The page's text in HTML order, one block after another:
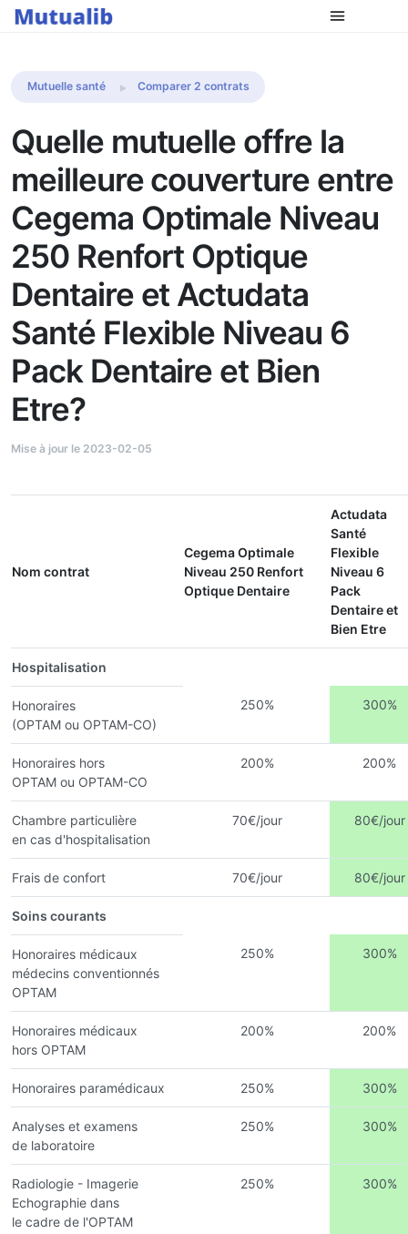
Comparer les mutuelles
Mutuelle santé Comparer 2 contrats
Quelle mutuelle offre la
meilleure couverture entre
Cegema Optimale Niveau
250 Renfort Optique
Dentaire et Actudata
Santé Flexible Niveau 6
Pack Dentaire et Bien
Etre?
Mise à jour le 2023-02-05
Nom contrat
Cegema Optimale
Niveau 250 Renfort
Optique Dentaire
Actudata
Santé
Flexible
Niveau 6
Pack
Dentaire et
Bien Etre
Hospitalisation
Honoraires
(OPTAM ou OPTAM-CO)
250% 300%
Honoraires hors
OPTAM ou OPTAM-CO
200% 200%
Chambre particulière
en cas d'hospitalisation
70€/jour 80€/jour
Frais de confort 70€/jour 80€/jour
Soins courants
Honoraires médicaux
médecins conventionnés
OPTAM
250% 300%
Honoraires médicaux
hors OPTAM
200% 200%
Honoraires paramédicaux 250% 300%
Analyses et examens
de laboratoire
250% 300%
Radiologie - Imagerie
Echographie dans
le cadre de l'OPTAM
250% 300%